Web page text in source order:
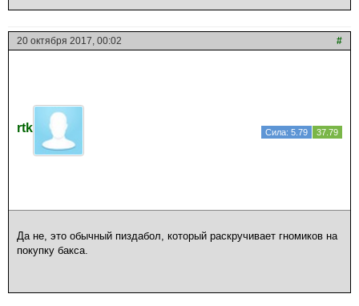
20 октября 2017, 00:02 #
rtk Сила: 5.79 37.79
Да не, это обычный пиздабол, который раскручивает гномиков на
покупку бакса.